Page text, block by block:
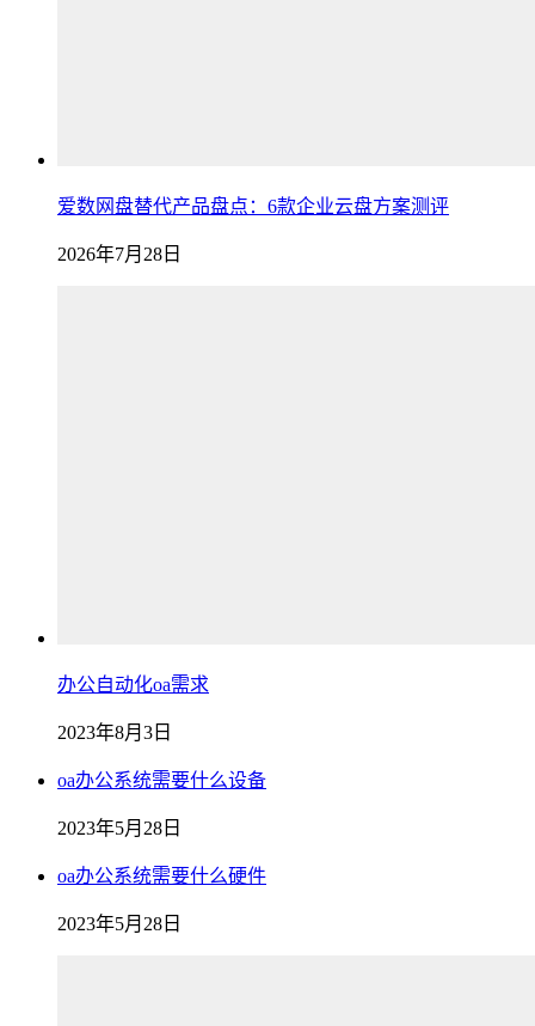
爱数网盘替代产品盘点：6款企业云盘方案测评
2026年7月28日
办公自动化oa需求
2023年8月3日
oa办公系统需要什么设备
2023年5月28日
oa办公系统需要什么硬件
2023年5月28日